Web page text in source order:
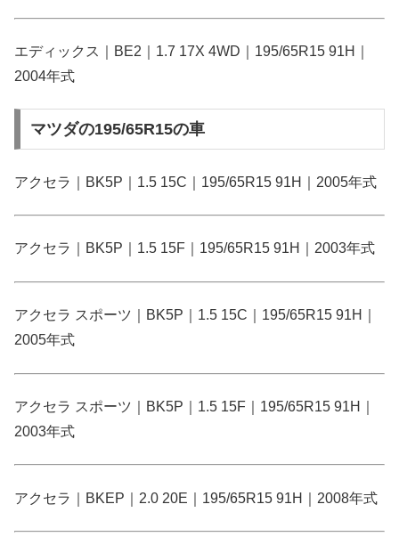
エディックス｜BE2｜1.7 17X 4WD｜195/65R15 91H｜
2004年式
マツダの195/65R15の車
アクセラ｜BK5P｜1.5 15C｜195/65R15 91H｜2005年式
アクセラ｜BK5P｜1.5 15F｜195/65R15 91H｜2003年式
アクセラ スポーツ｜BK5P｜1.5 15C｜195/65R15 91H｜
2005年式
アクセラ スポーツ｜BK5P｜1.5 15F｜195/65R15 91H｜
2003年式
アクセラ｜BKEP｜2.0 20E｜195/65R15 91H｜2008年式